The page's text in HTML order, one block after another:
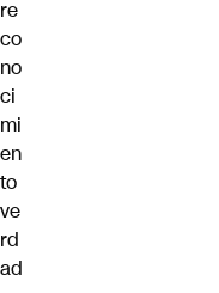
re
co
no
ci
mi
en
to
ve
rd
ad